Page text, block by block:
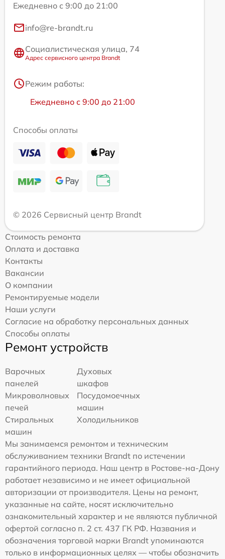
Ежедневно с 9:00 до 21:00
info@re-brandt.ru
Социалистическая улица, 74
Адрес сервисного центра Brandt
Режим работы:
Ежедневно с 9:00 до 21:00
Способы оплаты
© 2026 Сервисный центр Brandt
Стоимость ремонта
Оплата и доставка
Контакты
Вакансии
О компании
Ремонтируемые модели
Наши услуги
Согласие на обработку персональных данных
Способы оплаты
Ремонт устройств
Варочных
панелей
Духовых
шкафов
Микроволновых
печей
Посудомоечных
машин
Стиральных
машин
Холодильников
Мы занимаемся ремонтом и техническим
обслуживанием техники Brandt по истечении
гарантийного периода. Наш центр в Ростове-на-Дону
работает независимо и не имеет официальной
авторизации от производителя. Цены на ремонт,
указанные на сайте, носят исключительно
ознакомительный характер и не являются публичной
офертой согласно п. 2 ст. 437 ГК РФ. Названия и
обозначения торговой марки Brandt упоминаются
только в информационных целях — чтобы обозначить